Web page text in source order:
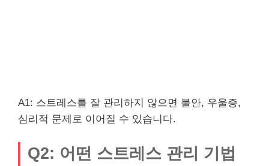
A1: 스트레스를 잘 관리하지 않으면 불안, 우울증,
심리적 문제로 이어질 수 있습니다.
Q2: 어떤 스트레스 관리 기법